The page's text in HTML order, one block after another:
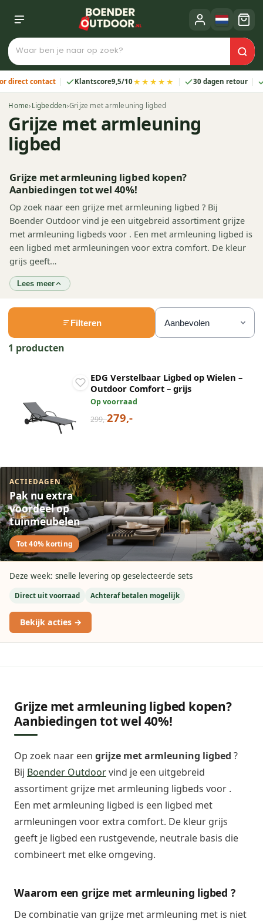
contact Klantscore9,5/10★★★★★ 30 dagen retour 2
Home› Ligbedden›Grijze met armleuning ligbed
Grijze met armleuning
ligbed
Grijze met armleuning ligbed kopen?
Aanbiedingen tot wel 40%!
Op zoek naar een grijze met armleuning ligbed ? Bij
Boender Outdoor vind je een uitgebreid assortiment grijze
met armleuning ligbeds voor . Een met armleuning ligbed is
een ligbed met armleuningen voor extra comfort. De kleur
grijs geeft…
Lees meer
Filteren
1 producten
EDG Verstelbaar Ligbed op Wielen –
Outdoor Comfort – grijs
Op voorraad
299,-279,-
ACTIEDAGEN
Pak nu extra
voordeel op
tuinmeubelen
Tot 40% korting
Deze week: snelle levering op geselecteerde sets
Direct uit voorraad Achteraf betalen mogelijk
Bekijk acties →
Grijze met armleuning ligbed kopen?
Aanbiedingen tot wel 40%!
Op zoek naar een grijze met armleuning ligbed ?
Bij Boender Outdoorvind je een uitgebreid
assortiment grijze met armleuning ligbeds voor .
Een met armleuning ligbed is een ligbed met
armleuningen voor extra comfort. De kleur grijs
geeft je ligbed een rustgevende, neutrale basis die
combineert met elke omgeving.
Waarom een grijze met armleuning ligbed ?
De combinatie van grijze met armleuning met is niet